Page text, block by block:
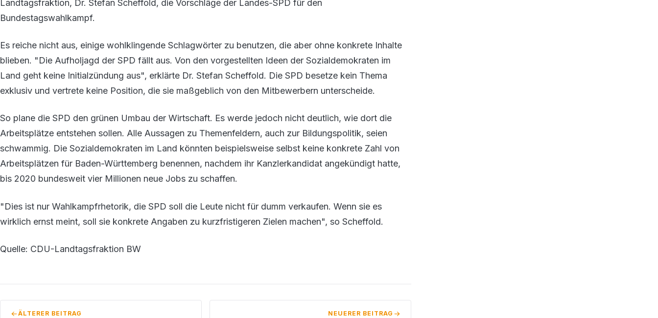
Landtagsfraktion, Dr. Stefan Scheffold, die Vorschläge der Landes-SPD für den
Bundestagswahlkampf.
Es reiche nicht aus, einige wohlklingende Schlagwörter zu benutzen, die aber ohne konkrete Inhalte
blieben. "Die Aufholjagd der SPD fällt aus. Von den vorgestellten Ideen der Sozialdemokraten im
Land geht keine Initialzündung aus", erklärte Dr. Stefan Scheffold. Die SPD besetze kein Thema
exklusiv und vertrete keine Position, die sie maßgeblich von den Mitbewerbern unterscheide.
So plane die SPD den grünen Umbau der Wirtschaft. Es werde jedoch nicht deutlich, wie dort die
Arbeitsplätze entstehen sollen. Alle Aussagen zu Themenfeldern, auch zur Bildungspolitik, seien
schwammig. Die Sozialdemokraten im Land könnten beispielsweise selbst keine konkrete Zahl von
Arbeitsplätzen für Baden-Württemberg benennen, nachdem ihr Kanzlerkandidat angekündigt hatte,
bis 2020 bundesweit vier Millionen neue Jobs zu schaffen.
"Dies ist nur Wahlkampfrhetorik, die SPD soll die Leute nicht für dumm verkaufen. Wenn sie es
wirklich ernst meint, soll sie konkrete Angaben zu kurzfristigeren Zielen machen", so Scheffold.
Quelle: CDU-Landtagsfraktion BW
ÄLTERER BEITRAG NEUERER BEITRAG